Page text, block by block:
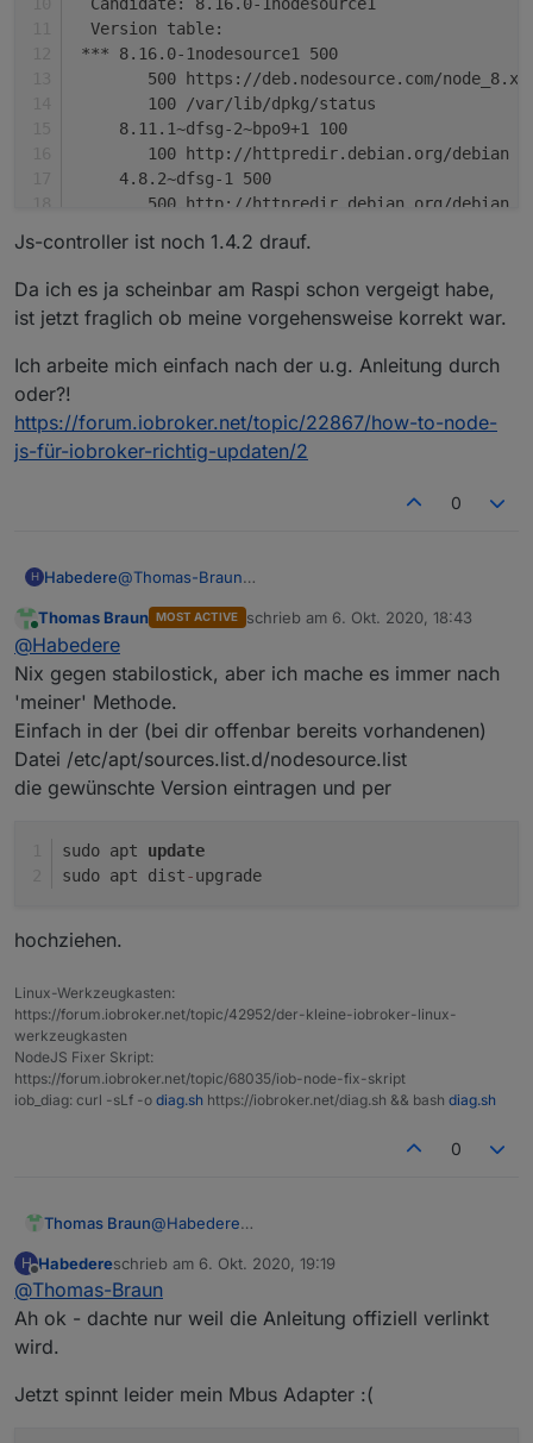
  Version table:
*** 8.16.0-1nodesource1 500
500 https://deb.nodesource.com/node_8.x
        100 /var/lib/dpkg/status
     8.11.1~dfsg-2~bpo9+1 100
100 http://httpredir.debian.org/debian
     4.8.2~dfsg-1 500
500 http://httpredir.debian.org/debian
Js-controller ist noch 1.4.2 drauf.
Da ich es ja scheinbar am Raspi schon vergeigt habe,
ist jetzt fraglich ob meine vorgehensweise korrekt war.
Ich arbeite mich einfach nach der u.g. Anleitung durch
oder?!
https://forum.iobroker.net/topic/22867/how-to-node-
js-für-iobroker-richtig-updaten/2
0
H Habedere@Thomas-Braun
Hier mal kurz die Daten des Orange
root@orangepizero:~# which nodejs &&
/usr/bin/nodejs
v8.16.0
/usr/bin/node
v8.16.0
/usr/bin/npm
  Installed: 8.16.0-1nodesource1
  Candidate: 8.16.0-1nodesource1
     8.11.1~dfsg-2~bpo9+1 100
100 http://httpredir.debian.org/
     4.8.2~dfsg-1 500
500 http://httpredir.debian.org/
Js-controller ist noch 1.4.2 drauf.
Da ich es ja scheinbar am Raspi schon vergeigt
habe, ist jetzt fraglich ob meine vorgehensweise
korrekt war.
Ich arbeite mich einfach nach der u.g. Anleitung
https://forum.iobroker.net/topic/22867/how-to-
node-js-für-iobroker-richtig-updaten/2
Online
Thomas Braun MOST ACTIVE schrieb am 6. Okt. 2020, 18:43
zuletzt editiert von
@Habedere
Nix gegen stabilostick, aber ich mache es immer nach
'meiner' Methode.
Einfach in der (bei dir offenbar bereits vorhandenen)
Datei /etc/apt/sources.list.d/nodesource.list
die gewünschte Version eintragen und per
sudo apt update
sudo apt dist-upgrade
hochziehen.
Linux-Werkzeugkasten:
https://forum.iobroker.net/topic/42952/der-kleine-iobroker-linux-
werkzeugkasten
NodeJS Fixer Skript:
https://forum.iobroker.net/topic/68035/iob-node-fix-skript
iob_diag: curl -sLf -o diag.sh https://iobroker.net/diag.sh && bash diag.sh
0
Thomas Braun@Habedere
nach 'meiner' Methode.
Einfach in der (bei dir offenbar bereits
vorhandenen) Datei
/etc/apt/sources.list.d/nodesource.list
sudo apt update
hochziehen.
H
Offline
Habedereschrieb am 6. Okt. 2020, 19:19
zuletzt editiert von
@Thomas-Braun
Ah ok - dachte nur weil die Anleitung offiziell verlinkt
wird.
Jetzt spinnt leider mein Mbus Adapter :(